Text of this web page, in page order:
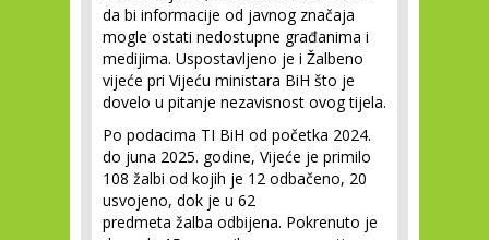
da bi informacije od javnog značaja
mogle ostati nedostupne građanima i
medijima. Uspostavljeno je i Žalbeno
vijeće pri Vijeću ministara BiH što je
dovelo u pitanje nezavisnost ovog tijela.
Po podacima TI BiH od početka 2024.
do juna 2025. godine, Vijeće je primilo
108 žalbi od kojih je 12 odbačeno, 20
usvojeno, dok je u 62
predmeta žalba odbijena. Pokrenuto je